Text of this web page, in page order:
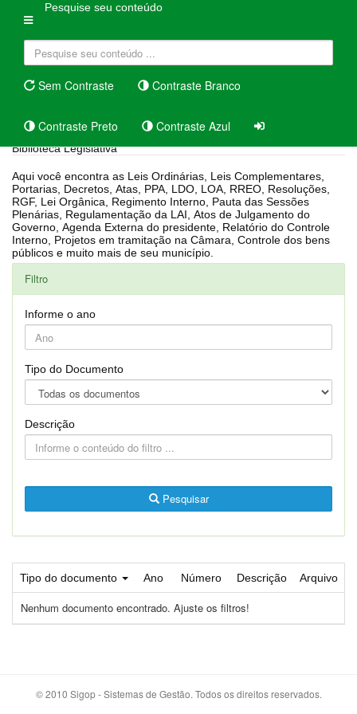
Pesquise seu conteúdo
Sem Contraste Contraste Branco
Contraste Preto Contraste Azul
Biblioteca Legislativa
Aqui você encontra as Leis Ordinárias, Leis Complementares,
Portarias, Decretos, Atas, PPA, LDO, LOA, RREO, Resoluções,
RGF, Lei Orgânica, Regimento Interno, Pauta das Sessões
Plenárias, Regulamentação da LAI, Atos de Julgamento do
Governo, Agenda Externa do presidente, Relatório do Controle
Interno, Projetos em tramitação na Câmara, Controle dos bens
públicos e muito mais de seu município.
Filtro
Informe o ano
Tipo do Documento
Descrição
Pesquisar
Tipo do documento Ano Número Descrição Arquivo
Nenhum documento encontrado. Ajuste os filtros!
© 2010 Sigop - Sistemas de Gestão. Todos os direitos reservados.